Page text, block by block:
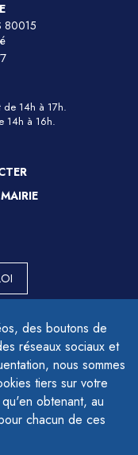
des boutons de
réseaux sociaux et
nous sommes
tiers sur votre
obtenant, au
chacun de ces
80015
14h à 17h.
14h à 16h.
CONFORME
DES DONNÉES